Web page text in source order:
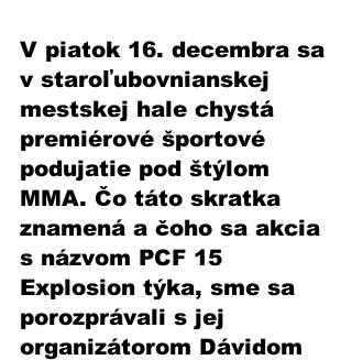
V piatok 16. decembra sa
v staroľubovnianskej
mestskej hale chystá
premiérové športové
podujatie pod štýlom
MMA. Čo táto skratka
znamená a čoho sa akcia
s názvom PCF 15
Explosion týka, sme sa
porozprávali s jej
organizátorom Dávidom